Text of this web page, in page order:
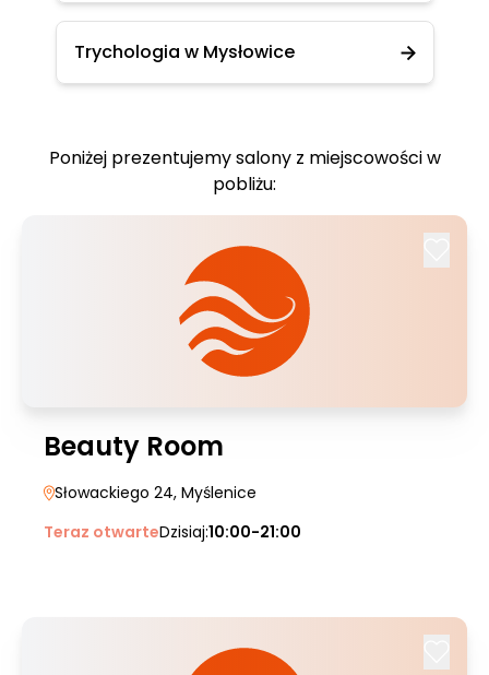
Trychologia w Mysłowice
Poniżej prezentujemy salony z miejscowości w
pobliżu:
Beauty Room
Słowackiego 24, Myślenice
Teraz otwarteDzisiaj:10:00-21:00